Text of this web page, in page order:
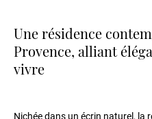
Une résidence
Provence, alliant
vivre
Nichée dans un écrin naturel, la